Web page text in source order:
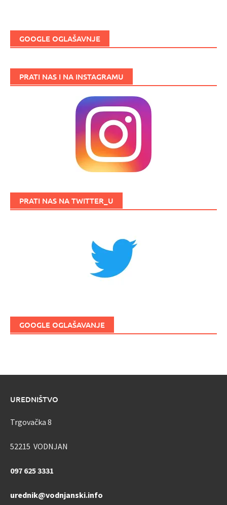
GOOGLE OGLAŠAVNJE
PRATI NAS I NA INSTAGRAMU
PRATI NAS NA TWITTER_U
GOOGLE OGLAŠAVANJE
UREDNIŠTVO
Trgovačka 8
52215 VODNJAN
097 625 3331
urednik@vodnjanski.info